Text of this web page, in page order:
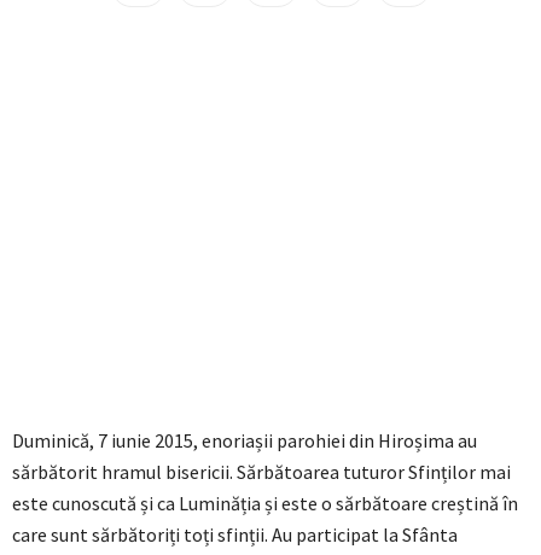
Duminică, 7 iunie 2015, enoriașii parohiei din Hiroșima au
sărbătorit hramul bisericii. Sărbătoarea tuturor Sfinților mai
este cunoscută și ca Luminăția și este o sărbătoare creștină în
care sunt sărbătoriți toți sfinții. Au participat la Sfânta